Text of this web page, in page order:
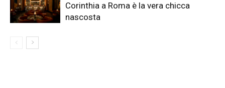
Corinthia a Roma è la vera chicca
nascosta